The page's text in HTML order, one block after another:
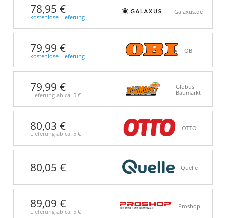
78,95 €
kostenlose Lieferung
Galaxus.de
79,99 €
kostenlose Lieferung
OBI
79,99 €
Lieferung ab ca. 5 €
Globus
Baumarkt
80,03 €
Lieferung ab ca. 5 €
OTTO
80,05 € Quelle
89,09 €
Lieferung ab ca. 5 €
Proshop